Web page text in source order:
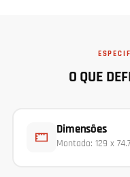
O QUE
Dimensões
Montado: 129 x